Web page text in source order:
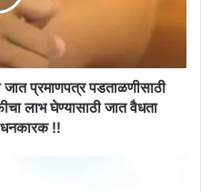
जात प्रमाणपत्र पडताळणीसाठी
लाभ घेण्यासाठी जात वैधता
!!